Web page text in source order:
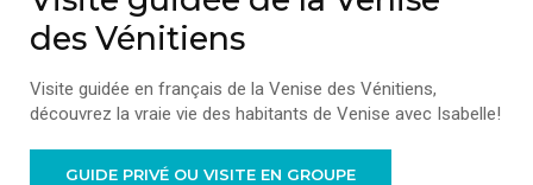
des Vénitiens
Visite guidée en français de la Venise des Vénitiens,
découvrez la vraie vie des habitants de Venise avec Isabelle!
GUIDE PRIVÉ OU VISITE EN GROUPE